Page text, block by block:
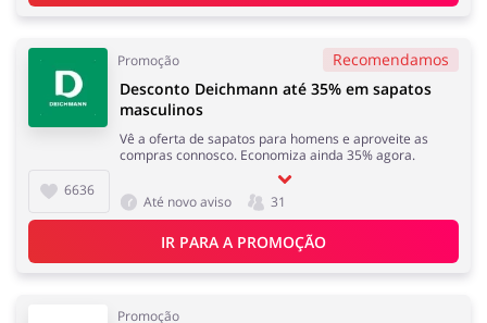
Promoção Recomendamos
6636
Desconto Deichmann até 35% em sapatos
masculinos
Vê a oferta de sapatos para homens e aproveite as
compras connosco. Economiza ainda 35% agora.
Até novo aviso 31
IR PARA A PROMOÇÃO
Promoção